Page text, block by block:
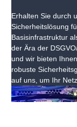
Erhalten Sie durch
Sicherheitslösung
Basisinfrastruktur
der Ära der
und wir bieten
robuste
auf uns, um Ihr